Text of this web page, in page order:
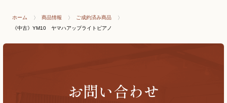
ホーム 商品情報
ご成約済み商品
《中古》YM10 ヤマハアップライトピアノ
お問い合わせ